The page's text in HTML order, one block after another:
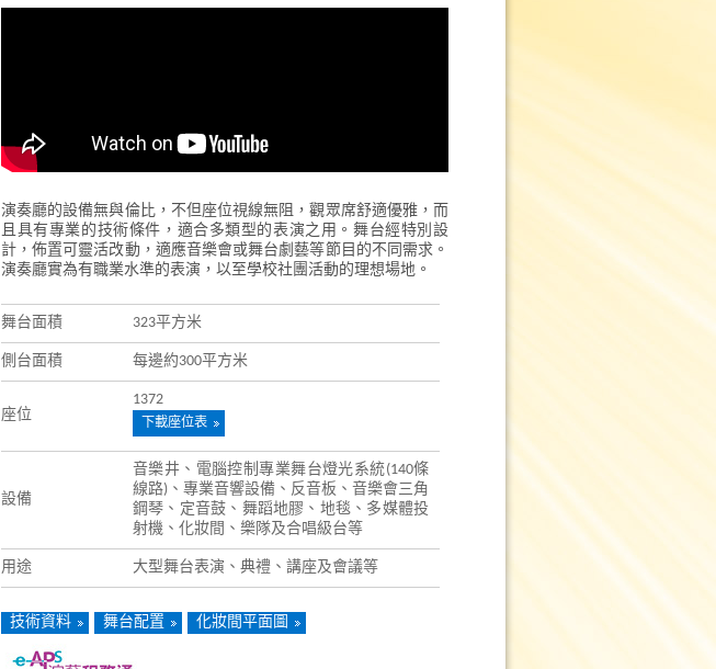
演奏廳的設備無與倫比，不但座位視線無阻，觀眾席舒適優雅，而
且具有專業的技術條件，適合多類型的表演之用。舞台經特別設
計，佈置可靈活改動，適應音樂會或舞台劇藝等節目的不同需求。
演奏廳實為有職業水準的表演，以至學校社團活動的理想場地。
舞台面積 323平方米
側台面積 每邊約300平方米
座位
1372
下載座位表
設備
音樂井、電腦控制專業舞台燈光系統(140條
線路)、專業音響設備、反音板、音樂會三角
鋼琴、定音鼓、舞蹈地膠、地毯、多媒體投
射機、化妝間、樂隊及合唱級台等
用途 大型舞台表演、典禮、講座及會議等
技術資料 舞台配置 化妝間平面圖